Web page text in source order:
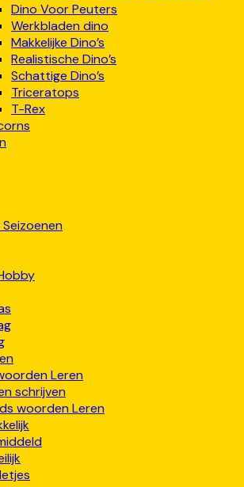
Dino Voor Peuters
Werkbladen dino
Makkelijke Dino’s
Realistische Dino’s
Schattige Dino’s
Triceratops
T-Rex
Leren
schrijven
woorden Leren